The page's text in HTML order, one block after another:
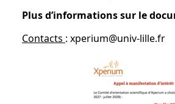
Plus d’informations sur le
Contacts : xperium@univ-lille.fr